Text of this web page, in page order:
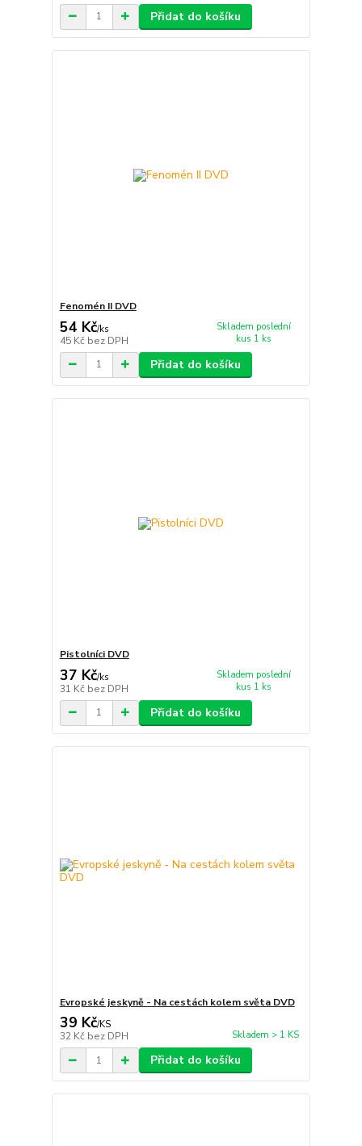
Přidat do košíku
Fenomén II DVD
54 Kč/ks
45 Kč bez DPH
Skladem poslední
kus 1 ks
Přidat do košíku
Pistolníci DVD
37 Kč/ks
31 Kč bez DPH
Skladem poslední
kus 1 ks
Přidat do košíku
Evropské jeskyně - Na cestách kolem světa DVD
39 Kč/KS
32 Kč bez DPH Skladem > 1 KS
Přidat do košíku